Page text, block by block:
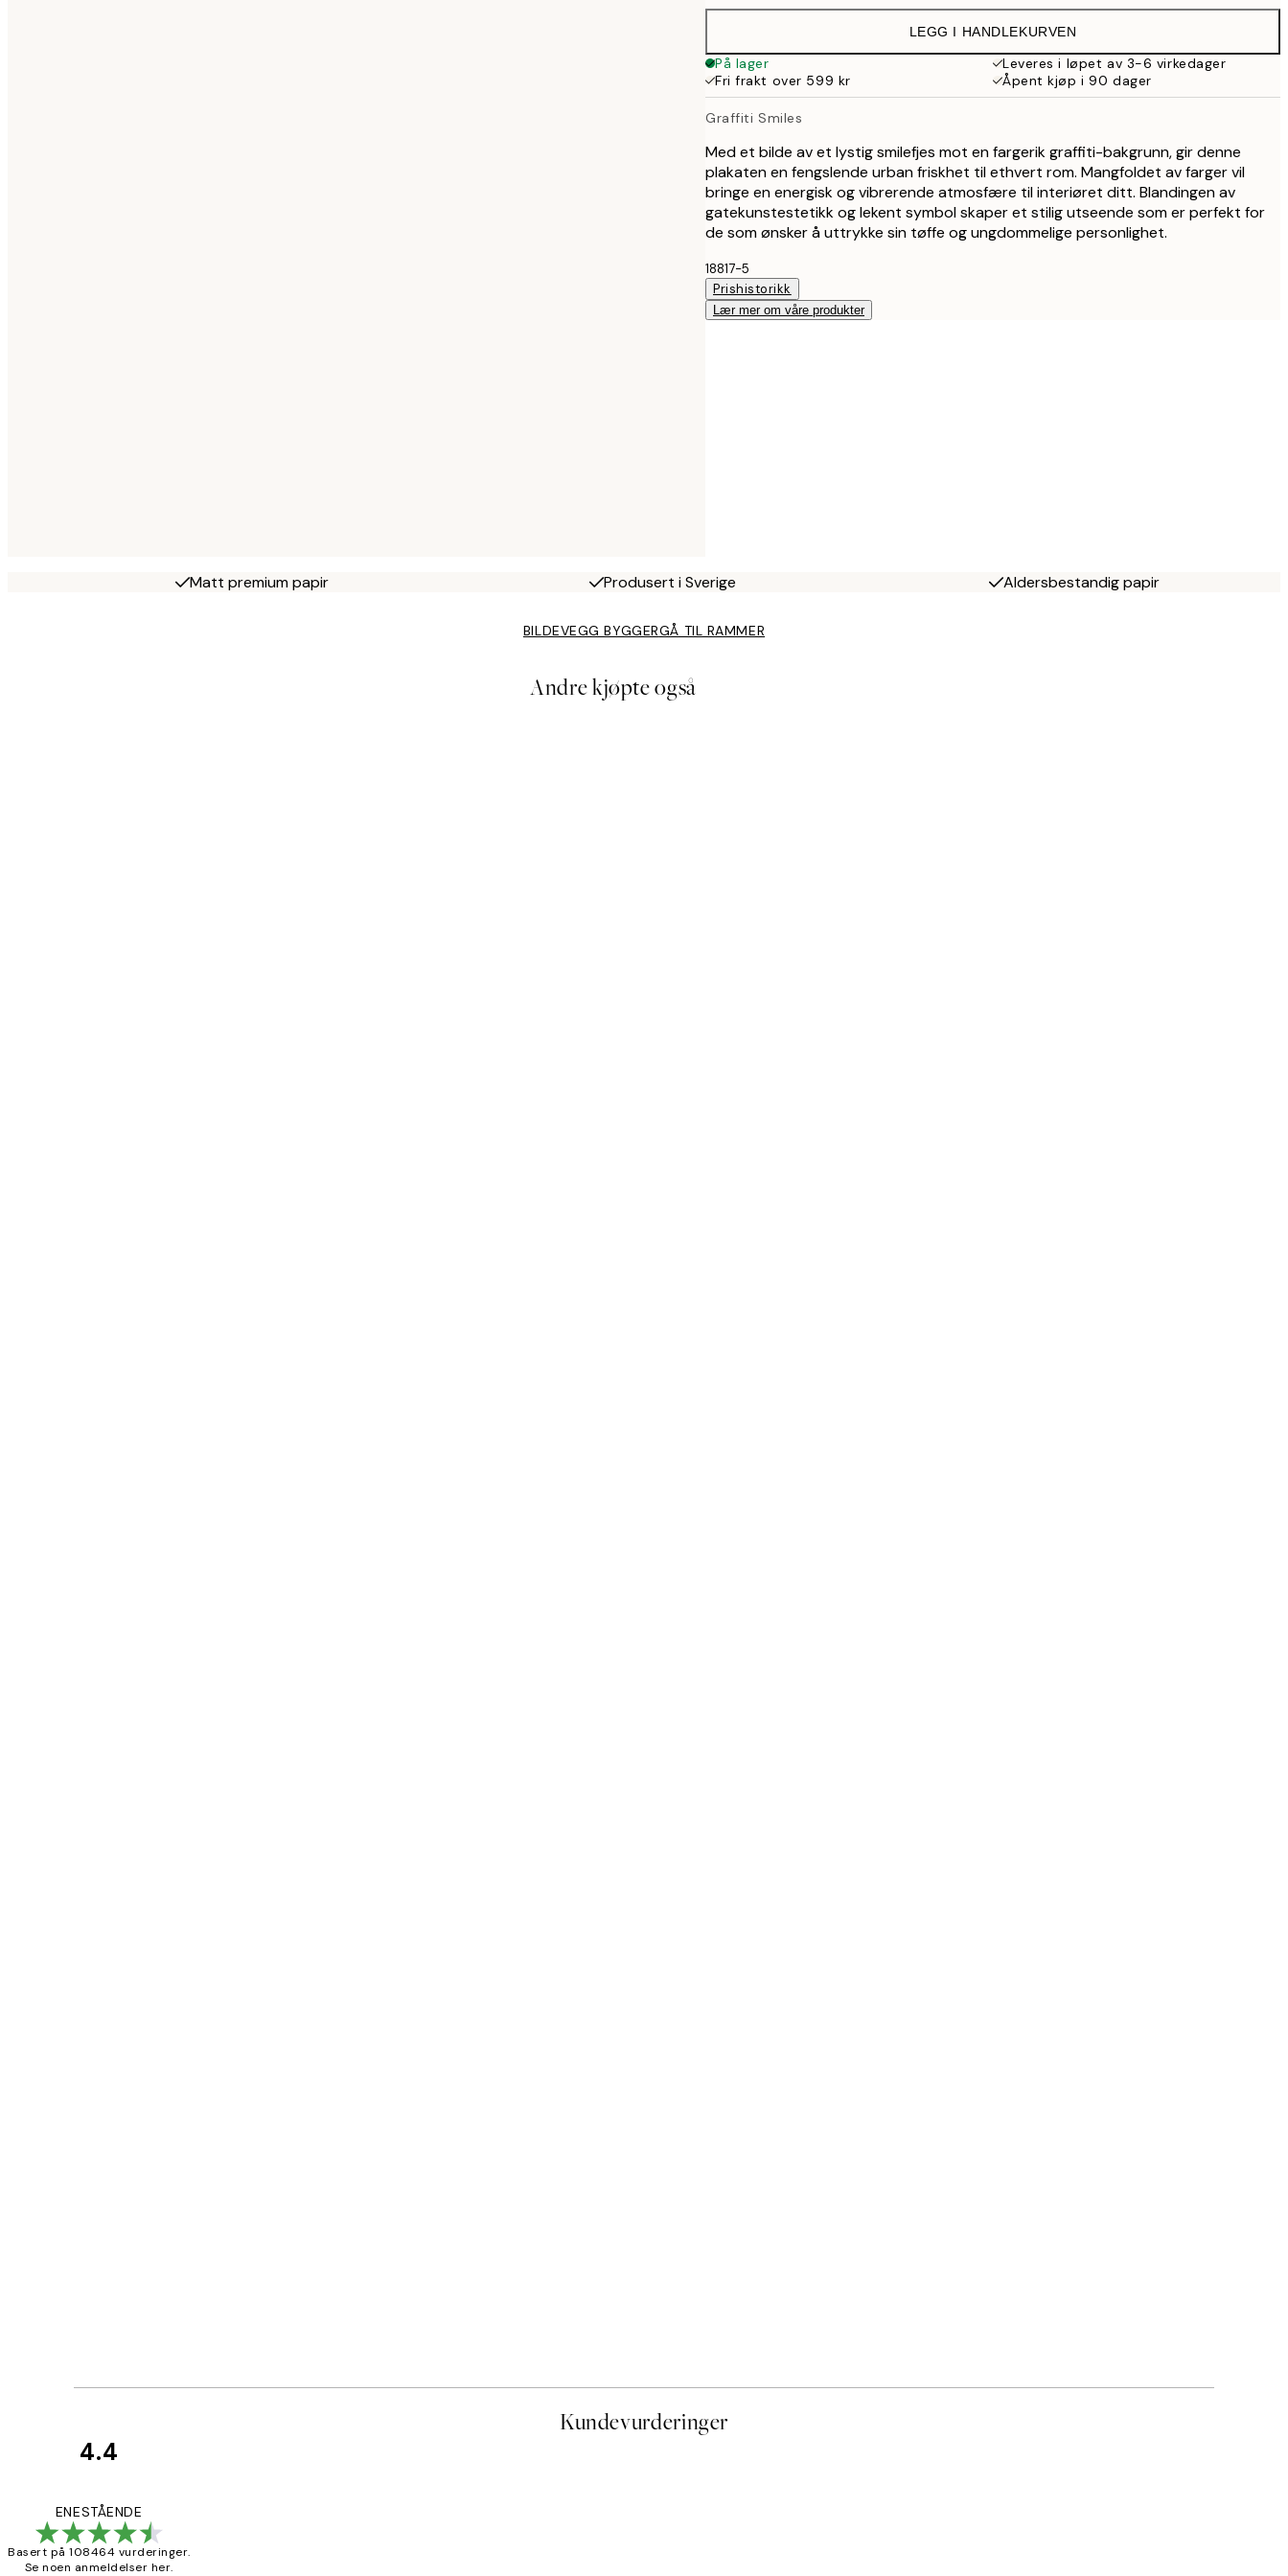
359 kr
LEGG I HANDLEKURVEN
På lager
Leveres i løpet av 3-6 virkedager
Fri frakt over 599 kr
Åpent kjøp i 90 dager
Graffiti Smiles
Med et bilde av et lystig smilefjes mot en fargerik graffiti-bakgrunn, gir denne
plakaten en fengslende urban friskhet til ethvert rom. Mangfoldet av farger vil
bringe en energisk og vibrerende atmosfære til interiøret ditt. Blandingen av
gatekunstestetikk og lekent symbol skaper et stilig utseende som er perfekt for
de som ønsker å uttrykke sin tøffe og ungdommelige personlighet.
18817-5
Prishistorikk
Lær mer om våre produkter
Matt premium papir Produsert i Sverige Aldersbestandig papir
BILDEVEGG BYGGERGÅ TIL RAMMER
Andre kjøpte også
Kundevurderinger
4.4
ENESTÅENDE
Basert på 108464 vurderinger.
Se noen anmeldelser her.